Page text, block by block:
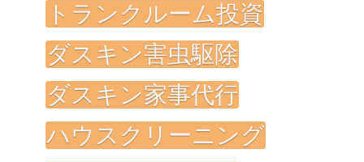
トランクルーム投資
ダスキン害虫駆除
ダスキン家事代行
ハウスクリーニング